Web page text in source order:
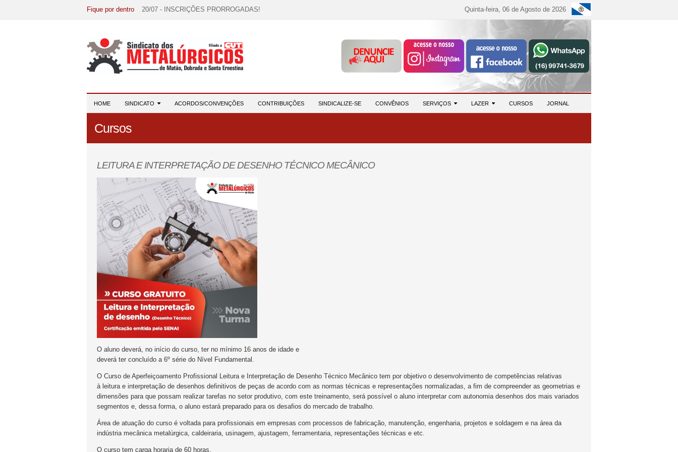
Fique por dentro 20/07 - INSCRIÇÕES PRORROGADAS!
07/07 - Increva-se! Link na descrição!
03/08 - DATA-BASE 2026: HORA DE UNIÃO E MOBILIZAÇÃO!
Quinta-feira, 06 de Agosto de 2026
HOME SINDICATO ACORDOS/CONVENÇÕES CONTRIBUIÇÕES SINDICALIZE-SE CONVÊNIOS SERVIÇOS LAZER CURSOS JORNAL
Cursos
LEITURA E INTERPRETAÇÃO DE DESENHO TÉCNICO MECÂNICO
O aluno deverá, no início do curso, ter no mínimo 16 anos de idade e
deverá ter concluído a 6º série do Nível Fundamental.
O Curso de Aperfeiçoamento Profissional Leitura e Interpretação de Desenho Técnico Mecânico tem por objetivo o desenvolvimento de competências relativas
à leitura e interpretação de desenhos definitivos de peças de acordo com as normas técnicas e representações normalizadas, a fim de compreender as geometrias e
dimensões para que possam realizar tarefas no setor produtivo, com este treinamento, será possível o aluno interpretar com autonomia desenhos dos mais variados
segmentos e, dessa forma, o aluno estará preparado para os desafios do mercado de trabalho.
Área de atuação do curso é voltada para profissionais em empresas com processos de fabricação, manutenção, engenharia, projetos e soldagem e na área da
indústria mecânica metalúrgica, caldeiraria, usinagem, ajustagem, ferramentaria, representações técnicas e etc.
O curso tem carga horaria de 60 horas.